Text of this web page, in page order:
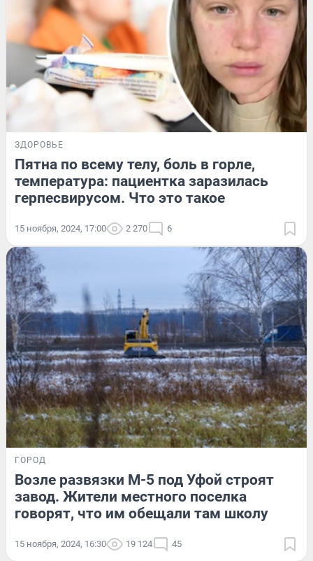
ЗДОРОВЬЕ
Пятна по всему телу, боль в горле,
температура: пациентка заразилась
герпесвирусом. Что это такое
15 ноября, 2024, 17:00 2 270 6
ГОРОД
Возле развязки М-5 под Уфой строят
завод. Жители местного поселка
говорят, что им обещали там школу
15 ноября, 2024, 16:30 19 124 45